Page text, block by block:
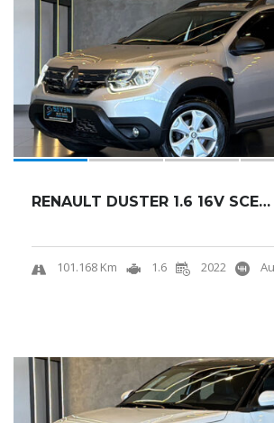
RENAULT DUSTER 1.6 16V SCE FLEX INTENSE X-TR...
101.168 Km 1.6 2022
20